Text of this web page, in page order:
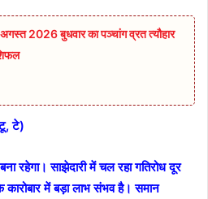
2026 बुधवार का पञ्चांग व्रत त्यौहार
टे)
रहेगा। साझेदारी में चल रहा गतिरोध दूर
में बड़ा लाभ संभव है। समान